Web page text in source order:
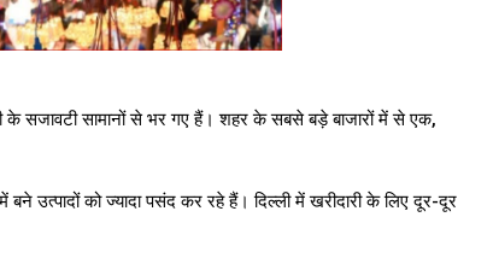
के सजावटी सामानों से भर गए हैं। शहर के सबसे बड़े बाजारों में से एक,
बने उत्पादों को ज्यादा पसंद कर रहे हैं। दिल्ली में खरीदारी के लिए दूर-दूर